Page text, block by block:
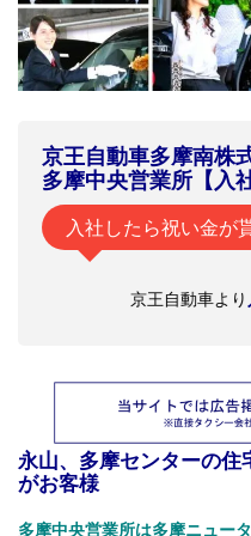
京王自動車多摩南株
多摩中央営業所【入
入社したら祝い金が
京王自動車より入社祝
永山、多摩センターの住
がお客様
多摩中央営業所は多摩ニュー